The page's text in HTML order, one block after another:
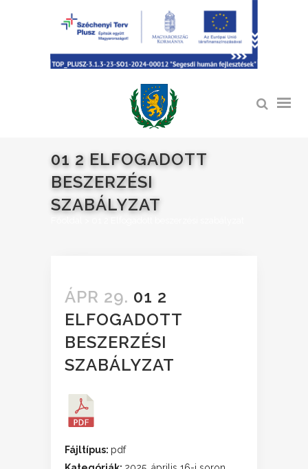
01 2 ELFOGADOTT
BESZERZÉSI
SZABÁLYZAT
ÁPR 29. 01 2
ELFOGADOTT
BESZERZÉSI
SZABÁLYZAT
Fájltípus: pdf